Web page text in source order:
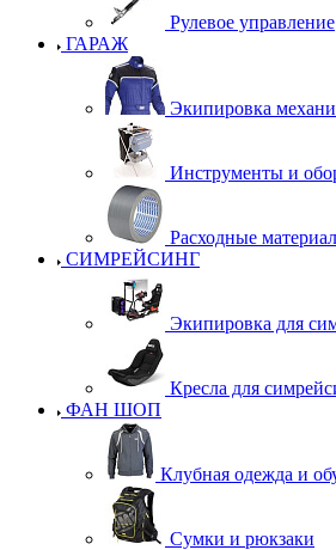
Рулевое управление
ГАРАЖ
Экипировка
Инструменты и
Расходные
СИМРЕЙСИНГ
Экипировка для
Кресла для
ФАН ШОП
Клубная одежда и
Сумки и рюкзаки